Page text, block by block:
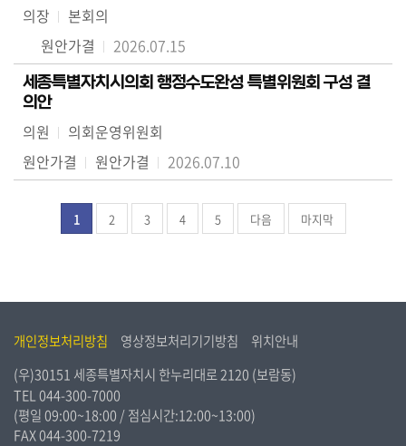
의장
본회의
원안가결
2026.07.15
세종특별자치시의회 행정수도완성 특별위원회 구성 결
의안
의원
의회운영위원회
원안가결
원안가결 2026.07.10
1 2 3 4 5 다음 마지막
개인정보처리방침 영상정보처리기기방침
위치안내
(우)30151 세종특별자치시 한누리대로 2120 (보람동)
TEL044-300-7000
(평일 09:00~18:00 / 점심시간:12:00~13:00)
FAX 044-300-7219